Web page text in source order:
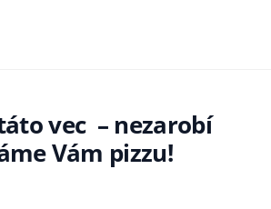
vec – nezarobí
Vám pizzu!